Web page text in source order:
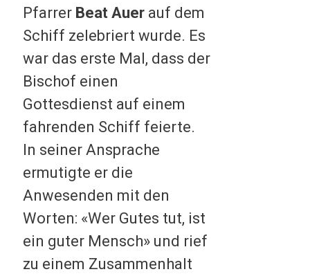
Pfarrer Beat Auer auf dem
Schiff zelebriert wurde. Es
war das erste Mal, dass der
Bischof einen
Gottesdienst auf einem
fahrenden Schiff feierte.
In seiner Ansprache
ermutigte er die
Anwesenden mit den
Worten: «Wer Gutes tut, ist
ein guter Mensch» und rief
zu einem Zusammenhalt